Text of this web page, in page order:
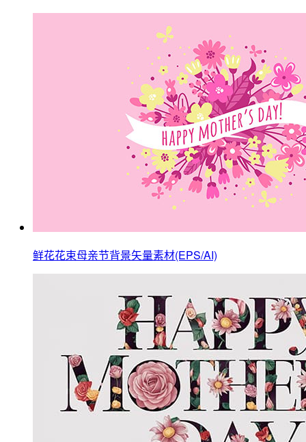
鲜花花束母亲节背景矢量素材(EPS/AI)